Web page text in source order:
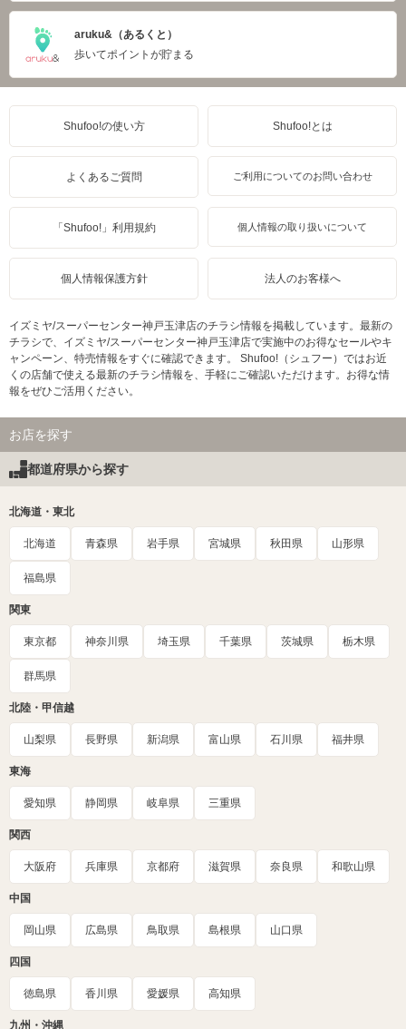
aruku&（あるくと）
歩いてポイントが貯まる
Shufoo!の使い方 Shufoo!とは
よくあるご質問 ご利用についてのお問い合わせ
「Shufoo!」利用規約 個人情報の取り扱いについて
個人情報保護方針 法人のお客様へ
イズミヤ/スーパーセンター神戸玉津店のチラシ情報を掲載しています。最新の
チラシで、イズミヤ/スーパーセンター神戸玉津店で実施中のお得なセールやキ
ャンペーン、特売情報をすぐに確認できます。 Shufoo!（シュフー）ではお近
くの店舗で使える最新のチラシ情報を、手軽にご確認いただけます。お得な情
報をぜひご活用ください。
お店を探す
都道府県から探す
北海道・東北
北海道 青森県 岩手県 宮城県 秋田県 山形県
福島県
関東
東京都 神奈川県 埼玉県 千葉県 茨城県 栃木県
群馬県
北陸・甲信越
山梨県 長野県 新潟県 富山県 石川県 福井県
東海
愛知県 静岡県 岐阜県 三重県
関西
大阪府 兵庫県 京都府 滋賀県 奈良県 和歌山県
中国
岡山県 広島県 鳥取県 島根県 山口県
四国
徳島県 香川県 愛媛県 高知県
九州・沖縄